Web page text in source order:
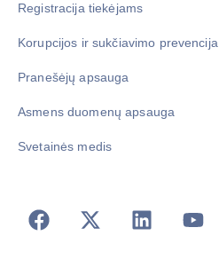
Registracija tiekėjams
Korupcijos ir sukčiavimo prevencija
Pranešėjų apsauga
Asmens duomenų apsauga
Svetainės medis